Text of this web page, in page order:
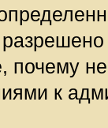
почему
к